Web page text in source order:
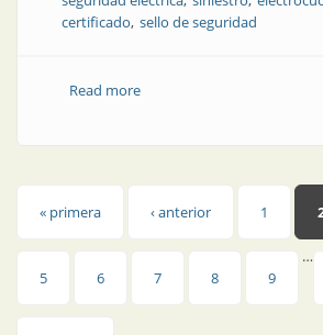
certificado sello de seguridad
Read moreabout Riesgo alarmante en
Páginas
« primera ‹ anterior 1
5 6 7 8 9
…